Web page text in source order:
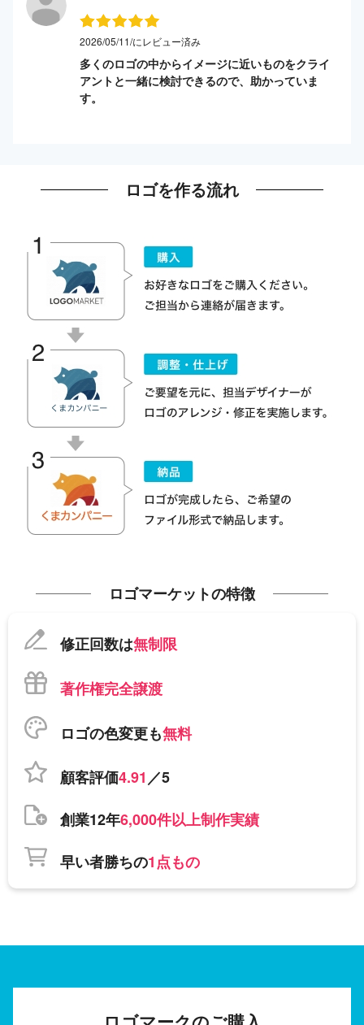
2026/05/11/にレビュー済み
多くのロゴの中からイメージに近いものをクライ
アントと一緒に検討できるので、助かっていま
す。
ロゴを作る流れ
ロゴマーケットの特徴
修正回数は無制限
著作権完全譲渡
ロゴの色変更も無料
顧客評価4.91／5
創業12年6,000件以上制作実績
早い者勝ちの1点もの